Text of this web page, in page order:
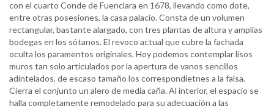
con el cuarto Conde de Fuenclara en 1678, llevando como dote,
entre otras posesiones, la casa palacio. Consta de un volumen
rectangular, bastante alargado, con tres plantas de altura y amplias
bodegas en los sótanos. El revoco actual que cubre la fachada
oculta los paramentos originales. Hoy podemos contemplar lisos
muros tan solo articulados por la apertura de vanos sencillos
adintelados, de escaso tamaño los correspondietnes a la falsa.
Cierra el conjunto un alero de media caña. Al interior, el espacio se
halla completamente remodelado para su adecuación a las